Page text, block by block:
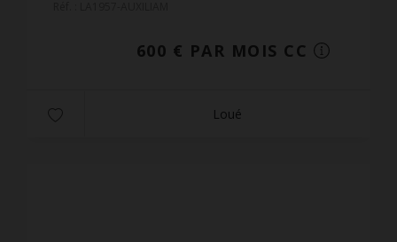
600 € PAR MOIS CC
Loué